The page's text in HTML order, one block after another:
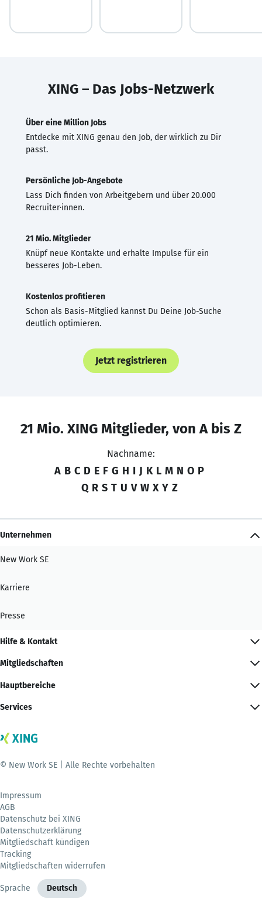
XING – Das Jobs-Netzwerk
Über eine Million Jobs
Entdecke mit XING genau den Job, der wirklich zu Dir
passt.
Persönliche Job-Angebote
Lass Dich finden von Arbeitgebern und über 20.000
Recruiter·innen.
21 Mio. Mitglieder
Knüpf neue Kontakte und erhalte Impulse für ein
besseres Job-Leben.
Kostenlos profitieren
Schon als Basis-Mitglied kannst Du Deine Job-Suche
deutlich optimieren.
Jetzt registrieren
21 Mio. XING Mitglieder, von A bis Z
Nachname:
A B C D E F G H I J K L M N O P
Q R S T U V W X Y Z
Unternehmen
New Work SE
Karriere
Presse
Hilfe & Kontakt
Mitgliedschaften
Hauptbereiche
Services
© New Work SE | Alle Rechte vorbehalten
Impressum
AGB
Datenschutz bei XING
Datenschutzerklärung
Mitgliedschaft kündigen
Tracking
Mitgliedschaften widerrufen
Sprache Deutsch